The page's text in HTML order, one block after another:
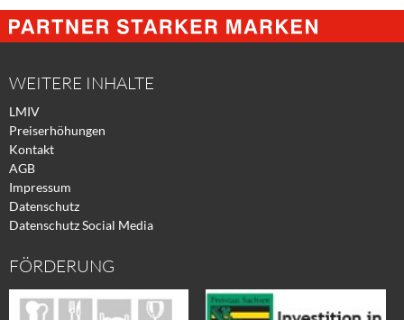
@
Facebook
@
Xing
@
Twitter
WEITERE INHALTE
LMIV
Preiserhöhungen
Kontakt
AGB
Impressum
Datenschutz
Datenschutz Social Media
FÖRDERUNG